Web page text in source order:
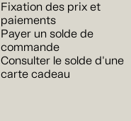
Fixation des prix et
paiements
Payer un solde de
commande
Consulter le solde d'une
carte cadeau